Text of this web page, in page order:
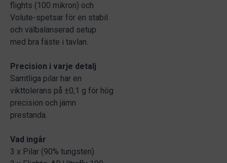
flights (100 mikron) och
Volute-spetsar för en stabil
och välbalanserad setup
med bra fäste i tavlan.
Precision i varje detalj
Samtliga pilar har en
vikttolerans på ±0,1 g för hög
precision och jämn
prestanda.
Vad ingår
3 x Pilar (90% tungsten)